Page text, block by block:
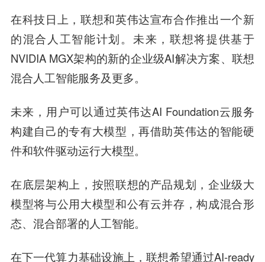
在科技日上，联想和英伟达宣布合作推出一个新
的混合人工智能计划。未来，联想将提供基于
NVIDIA MGX架构的新的企业级AI解决方案、联想
混合人工智能服务及更多。
未来，用户可以通过英伟达AI Foundation云服务
构建自己的专有大模型，再借助英伟达的智能硬
件和软件驱动运行大模型。
在底层架构上，按照联想的产品规划，企业级大
模型将与公用大模型和公有云并存，构成混合形
态、混合部署的人工智能。
在下一代算力基础设施上，联想希望通过AI-ready